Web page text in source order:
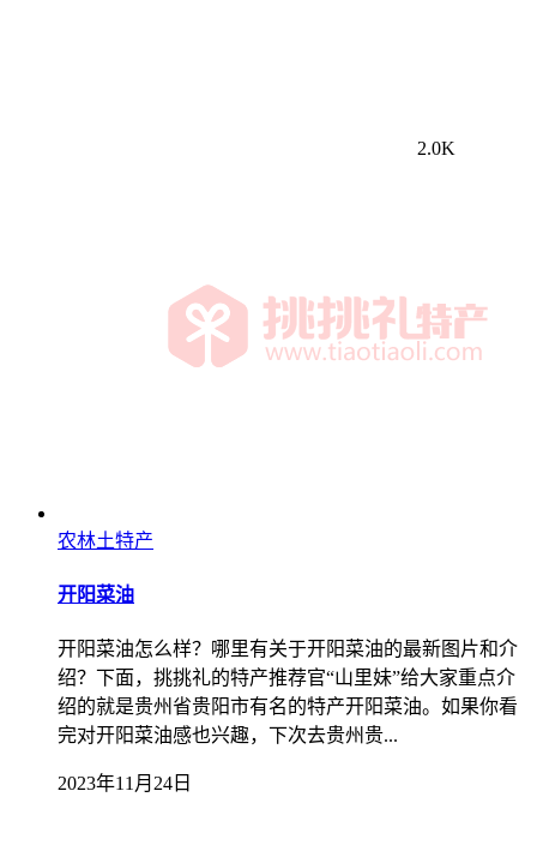
2.0K
农林土特产
开阳菜油
开阳菜油怎么样？哪里有关于开阳菜油的最新图片和介
绍？下面，挑挑礼的特产推荐官“山里妹”给大家重点介
绍的就是贵州省贵阳市有名的特产开阳菜油。如果你看
完对开阳菜油感也兴趣，下次去贵州贵...
2023年11月24日